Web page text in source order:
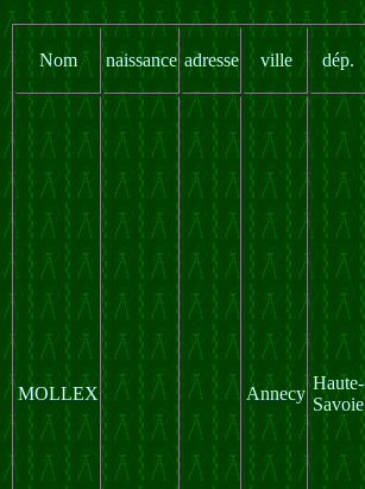
Nom naissance adresse ville dép.
MOLLEX Annecy
Haute-
Savoie